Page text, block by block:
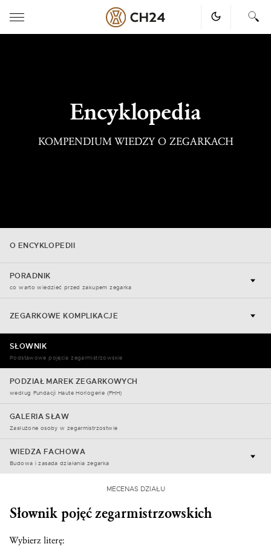
Encyklopedia
KOMPENDIUM WIEDZY O ZEGARKACH
O ENCYKLOPEDII
PORADNIK
co warto wiedzieć przed zakupem zegarka
ZEGARKOWE KOMPLIKACJE
SŁOWNIK
Podstawowe pojęcia zegarmistrzowskie
PODZIAŁ MAREK ZEGARKOWYCH
według Fundacji Haute Horlogerie (FHH)
GALERIA SŁAW
Zasłużone osoby w zegarmistrzostwie
WIEDZA FACHOWA
Budowa i zasada działania zegarka
MECENAS DZIAŁU
Słownik pojęć zegarmistrzowskich
Wybierz literę: